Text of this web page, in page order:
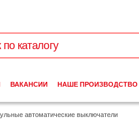
автоматические выключатели
ВАКАНСИИ НАШЕ ПРОИЗВОДСТВО